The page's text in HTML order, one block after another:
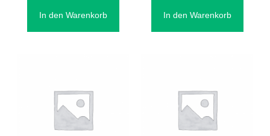
In den Warenkorb In den Warenkorb